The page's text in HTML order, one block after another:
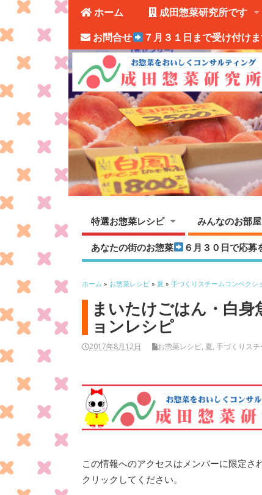
ホーム 成田惣菜研究所です
お問合せ
７月３１日まで受け付けま
特選お惣菜レシピ みんなのお部屋
あなたの街のお惣菜 ６月３０日で応募
ホーム » お惣菜レシピ »夏 »手づくりスチームコンベクシ
まいたけごはん・白
ョンレシピ
2017年8月12日 お惣菜レシピ, 夏,手づくりス
この情報へのアクセスはメンバーに限定
クリックしてください。